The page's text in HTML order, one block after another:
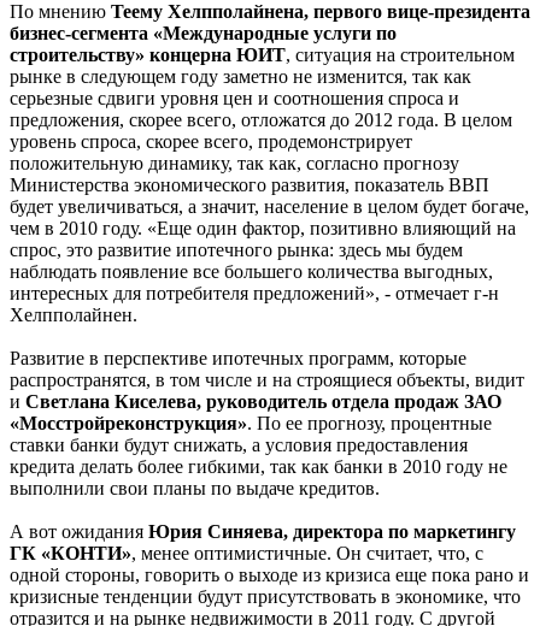
По мнению Теему Хелпполайнена, первого вице-президента
бизнес-сегмента «Международные услуги по
строительству» концерна ЮИТ, ситуация на строительном
рынке в следующем году заметно не изменится, так как
серьезные сдвиги уровня цен и соотношения спроса и
предложения, скорее всего, отложатся до 2012 года. В целом
уровень спроса, скорее всего, продемонстрирует
положительную динамику, так как, согласно прогнозу
Министерства экономического развития, показатель ВВП
будет увеличиваться, а значит, население в целом будет богаче,
чем в 2010 году. «Еще один фактор, позитивно влияющий на
спрос, это развитие ипотечного рынка: здесь мы будем
наблюдать появление все большего количества выгодных,
интересных для потребителя предложений», - отмечает г-н
Хелпполайнен.
Развитие в перспективе ипотечных программ, которые
распространятся, в том числе и на строящиеся объекты, видит
и Светлана Киселева, руководитель отдела продаж ЗАО
«Мосстройреконструкция». По ее прогнозу, процентные
ставки банки будут снижать, а условия предоставления
кредита делать более гибкими, так как банки в 2010 году не
выполнили свои планы по выдаче кредитов.
А вот ожидания Юрия Синяева, директора по маркетингу
ГК «КОНТИ», менее оптимистичные. Он считает, что, с
одной стороны, говорить о выходе из кризиса еще пока рано и
кризисные тенденции будут присутствовать в экономике, что
отразится и на рынке недвижимости в 2011 году. С другой